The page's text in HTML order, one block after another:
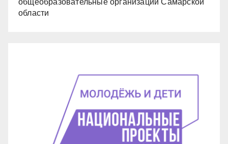
области